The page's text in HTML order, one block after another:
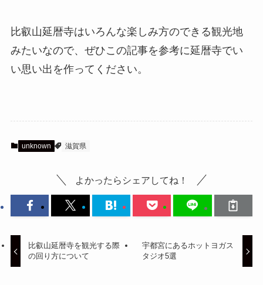
比叡山延暦寺はいろんな楽しみ方のできる観光地
みたいなので、ぜひこの記事を参考に延暦寺でい
い思い出を作ってください。
unknown 滋賀県
よかったらシェアしてね！
比叡山延暦寺を観光する際
の回り方について
宇都宮にあるホットヨガス
タジオ5選